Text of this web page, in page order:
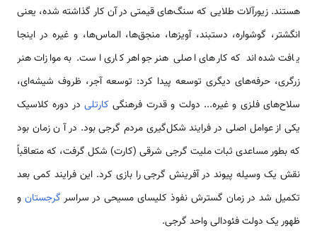
هستند. زیورآلات طلایی که سنگ‌های قیمتی در آن کار گذاشته شده، یعنی
انگشتر، گوشواره، دستبند، آویزها، منجق‌ها، الماس‌ها، و غیره در اینجا
یافت شده‌اند که کارهای اصلی هنر جواهر کاری است. به موازات هنر
زرگری، حرفه‌های دیگری توسعه پیدا کرد: توسعه آجر، ظروف شیشه‌ای،
سلاح‌های فلزی و غیره... دولت و قدرت فرهنگی کارتلیدر دوره کلاسیک
یکی از عوامل اصلی در فرایند شکل‌گیری مردم گرجی بود. در آ ن زمان بود
که بطور مساعدی ثبات ملیت گرجی شرقی (کارت) شکل گرفت، که متعاقباً
نقش یک وسیله پیوند در آفرینش گرجی را بازی کرد. این فرایند کمی بعد
تکمیل شد در زمان گسترش نفوذ کلیسای مسیحی در سراسر گرجستان و
ظهور یک دولت فئودالی واحد گرجی.